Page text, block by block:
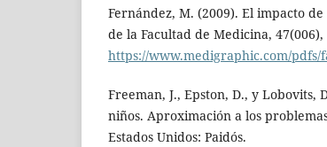
Fernández, M. (2009). El impacto
de la Facultad de Medicina,
https://www.medigraphic.com/pdfs/
Freeman, J., Epston, D., y
niños. Aproximación a los
Estados Unidos: Paidós.